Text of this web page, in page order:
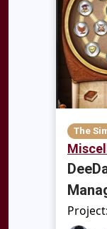
The
Project: